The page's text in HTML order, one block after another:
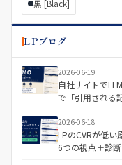
黒 [Black]
LPブログ
2026-06-19
自社サイトで
で「引用される
2026-06-18
LPのCVRが低い
6つの視点＋診